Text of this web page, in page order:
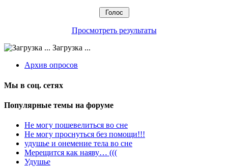
Просмотреть результаты
Загрузка ...
Архив опросов
Мы в соц. сетях
Популярные темы на форуме
Не могу пошевелиться во сне
Не могу проснуться без помощи!!!
удушье и онемение тела во сне
Мерещится как наяву… (((
Удушье